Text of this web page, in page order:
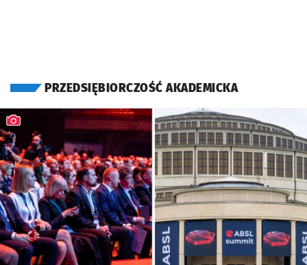
PRZEDSIĘBIORCZOŚĆ AKADEMICKAOTWORZY